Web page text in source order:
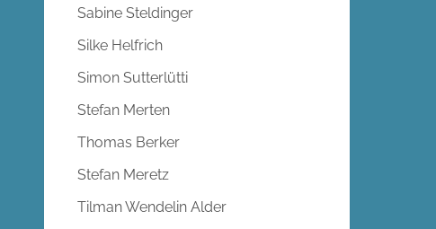
Sabine Steldinger
Silke Helfrich
Simon Sutterlütti
Stefan Merten
Thomas Berker
Stefan Meretz
Tilman Wendelin Alder